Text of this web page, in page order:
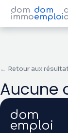
dom
immo
dom
emploi
← Retour aux
Aucune
dom
emploi